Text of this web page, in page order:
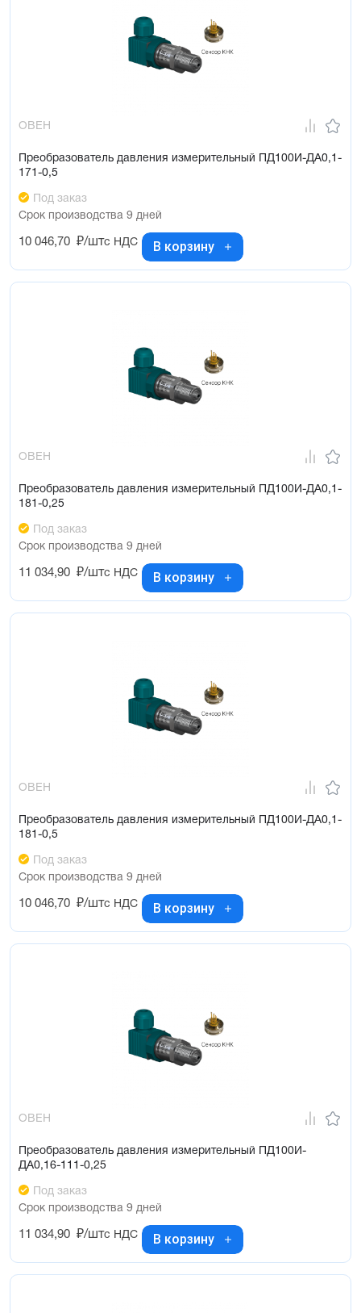
ОВЕН
Преобразователь давления измерительный ПД100И-ДА0,1-
171-0,5
Под заказ
Срок производства 9 дней
10 046,70 ₽/штс НДС В корзину
ОВЕН
Преобразователь давления измерительный ПД100И-ДА0,1-
181-0,25
Под заказ
Срок производства 9 дней
11 034,90 ₽/штс НДС В корзину
ОВЕН
Преобразователь давления измерительный ПД100И-ДА0,1-
181-0,5
Под заказ
Срок производства 9 дней
10 046,70 ₽/штс НДС В корзину
ОВЕН
Преобразователь давления измерительный ПД100И-
ДА0,16-111-0,25
Под заказ
Срок производства 9 дней
11 034,90 ₽/штс НДС В корзину